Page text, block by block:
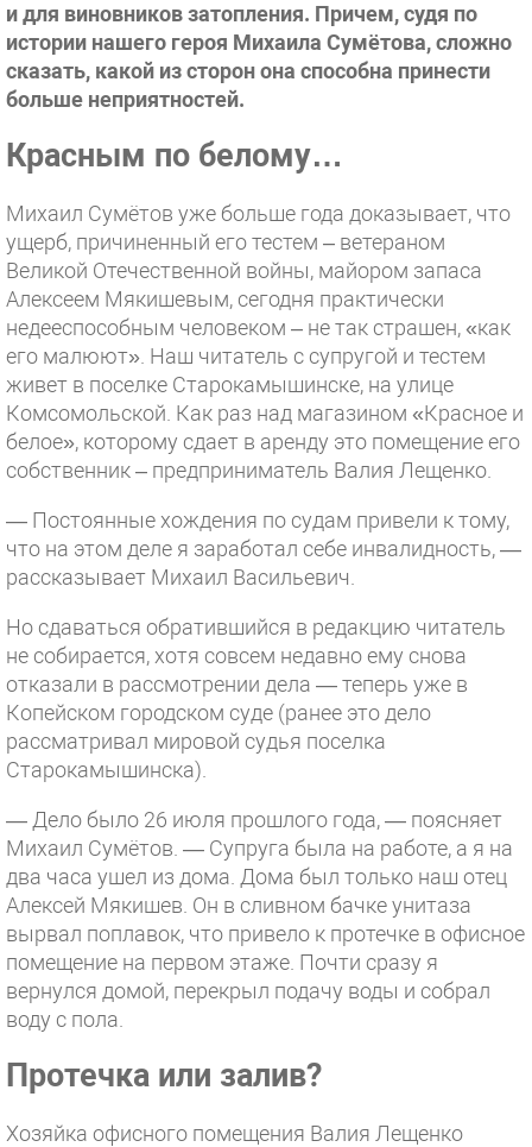
и для виновников затопления. Причем, судя по
истории нашего героя Михаила Сумётова, сложно
сказать, какой из сторон она способна принести
больше неприятностей.
Красным по белому…
Михаил Сумётов уже больше года доказывает, что
ущерб, причиненный его тестем – ветераном
Великой Отечественной войны, майором запаса
Алексеем Мякишевым, сегодня практически
недееспособным человеком – не так страшен, «как
его малюют». Наш читатель с супругой и тестем
живет в поселке Старокамышинске, на улице
Комсомольской. Как раз над магазином «Красное и
белое», которому сдает в аренду это помещение его
собственник – предприниматель Валия Лещенко.
— Постоянные хождения по судам привели к тому,
что на этом деле я заработал себе инвалидность, —
рассказывает Михаил Васильевич.
Но сдаваться обратившийся в редакцию читатель
не собирается, хотя совсем недавно ему снова
отказали в рассмотрении дела — теперь уже в
Копейском городском суде (ранее это дело
рассматривал мировой судья поселка
Старокамышинска).
— Дело было 26 июля прошлого года, — поясняет
Михаил Сумётов. — Супруга была на работе, а я на
два часа ушел из дома. Дома был только наш отец
Алексей Мякишев. Он в сливном бачке унитаза
вырвал поплавок, что привело к протечке в офисное
помещение на первом этаже. Почти сразу я
вернулся домой, перекрыл подачу воды и собрал
воду с пола.
Протечка или залив?
Хозяйка офисного помещения Валия Лещенко